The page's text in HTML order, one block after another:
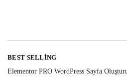
BEST SELLING
Elementor PRO WordPress Sayfa